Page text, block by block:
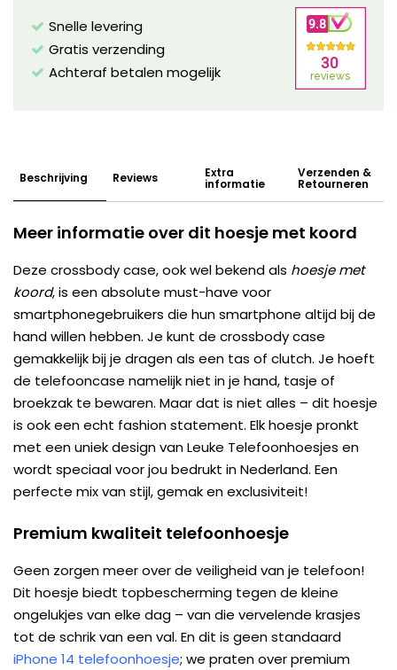
Snelle levering
Gratis verzending
Achteraf betalen mogelijk
Beschrijving Reviews Extra
informatie
Verzenden &
Retourneren
Meer informatie over dit hoesje met koord
Deze crossbody case, ook wel bekend als hoesje met
koord, is een absolute must-have voor
smartphonegebruikers die hun smartphone altijd bij de
hand willen hebben. Je kunt de crossbody case
gemakkelijk bij je dragen als een tas of clutch. Je hoeft
de telefooncase namelijk niet in je hand, tasje of
broekzak te bewaren. Maar dat is niet alles – dit hoesje
is ook een echt fashion statement. Elk hoesje pronkt
met een uniek design van Leuke Telefoonhoesjes en
wordt speciaal voor jou bedrukt in Nederland. Een
perfecte mix van stijl, gemak en exclusiviteit!
Premium kwaliteit telefoonhoesje
Geen zorgen meer over de veiligheid van je telefoon!
Dit hoesje biedt topbescherming tegen de kleine
ongelukjes van elke dag – van die vervelende krasjes
tot de schrik van een val. En dit is geen standaard
iPhone 14 telefoonhoesje; we praten over premium